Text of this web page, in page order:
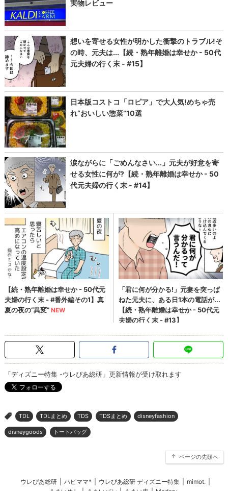
「ディズニー特集 -ウレぴあ総研」更新情報が受け取れます
> TDL TDLまとめ TDS TDSまとめ disneyfashion
disneygoods トートバッグ
ページの先頭へ
ウレぴあ総研 ハピママ* ウレぴあ総研 ディズニー特集 mimot.